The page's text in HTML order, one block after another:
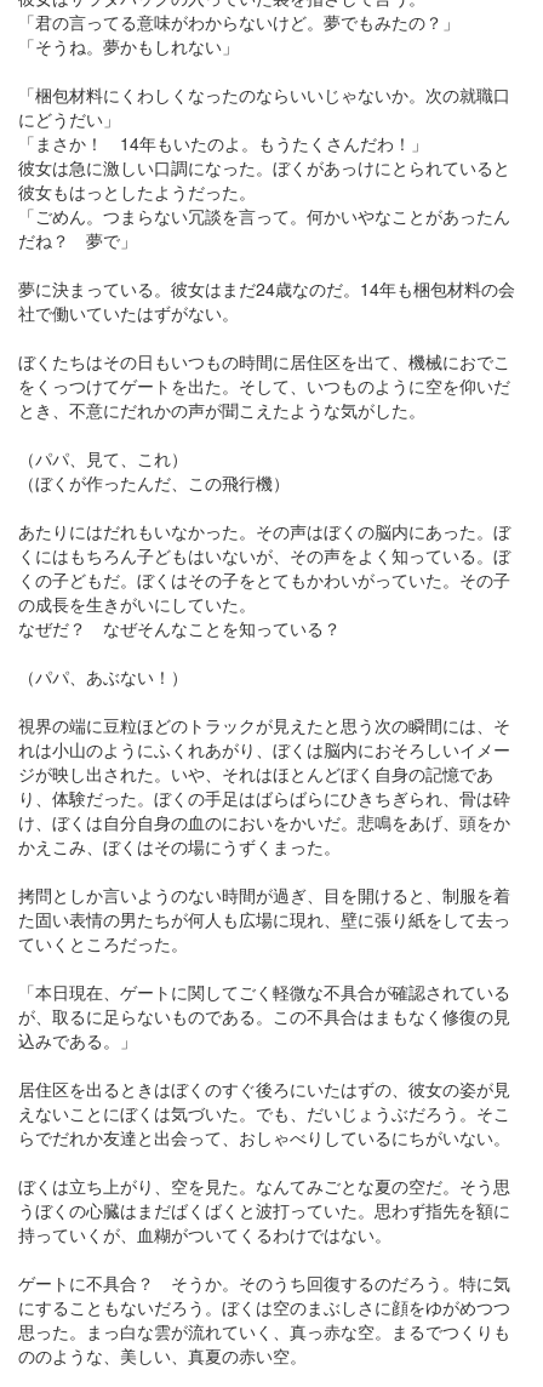
「君の言ってる意味がわからないけど。夢でもみたの？」
「そうね。夢かもしれない」
「梱包材料にくわしくなったのならいいじゃないか。次の就職口
にどうだい」
「まさか！ 14年もいたのよ。もうたくさんだわ！」
彼女は急に激しい口調になった。ぼくがあっけにとられていると
彼女もはっとしたようだった。
「ごめん。つまらない冗談を言って。何かいやなことがあったん
だね？ 夢で」
夢に決まっている。彼女はまだ24歳なのだ。14年も梱包材料の会
社で働いていたはずがない。
ぼくたちはその日もいつもの時間に居住区を出て、機械におでこ
をくっつけてゲートを出た。そして、いつものように空を仰いだ
とき、不意にだれかの声が聞こえたような気がした。
（パパ、見て、これ）
（ぼくが作ったんだ、この飛行機）
あたりにはだれもいなかった。その声はぼくの脳内にあった。ぼ
くにはもちろん子どもはいないが、その声をよく知っている。ぼ
くの子どもだ。ぼくはその子をとてもかわいがっていた。その子
の成長を生きがいにしていた。
なぜだ？ なぜそんなことを知っている？
（パパ、あぶない！）
視界の端に豆粒ほどのトラックが見えたと思う次の瞬間には、そ
れは小山のようにふくれあがり、ぼくは脳内におそろしいイメー
ジが映し出された。いや、それはほとんどぼく自身の記憶であ
り、体験だった。ぼくの手足はばらばらにひきちぎられ、骨は砕
け、ぼくは自分自身の血のにおいをかいだ。悲鳴をあげ、頭をか
かえこみ、ぼくはその場にうずくまった。
拷問としか言いようのない時間が過ぎ、目を開けると、制服を着
た固い表情の男たちが何人も広場に現れ、壁に張り紙をして去っ
ていくところだった。
「本日現在、ゲートに関してごく軽微な不具合が確認されている
が、取るに足らないものである。この不具合はまもなく修復の見
込みである。」
居住区を出るときはぼくのすぐ後ろにいたはずの、彼女の姿が見
えないことにぼくは気づいた。でも、だいじょうぶだろう。そこ
らでだれか友達と出会って、おしゃべりしているにちがいない。
ぼくは立ち上がり、空を見た。なんてみごとな夏の空だ。そう思
うぼくの心臓はまだばくばくと波打っていた。思わず指先を額に
持っていくが、血糊がついてくるわけではない。
ゲートに不具合？ そうか。そのうち回復するのだろう。特に気
にすることもないだろう。ぼくは空のまぶしさに顔をゆがめつつ
思った。まっ白な雲が流れていく、真っ赤な空。まるでつくりも
ののような、美しい、真夏の赤い空。